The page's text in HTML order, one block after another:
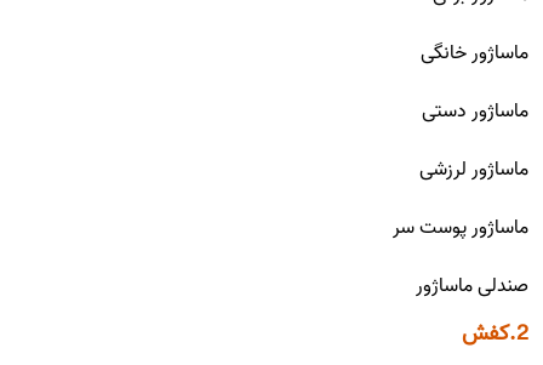
ماساژور خانگی
ماساژور دستی
ماساژور لرزشی
ماساژور پوست سر
صندلی ماساژور
2.کفش